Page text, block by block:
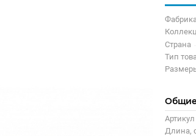
Страна
Тип
Артикул
Длина,